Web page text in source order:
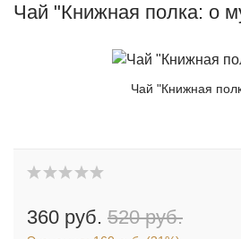
Чай "Книжная полка: о
Чай "Книжная
360 руб. 520 руб.